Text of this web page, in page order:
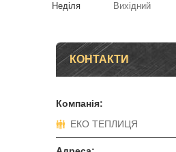
Неділя
Вихідний
КОНТАКТИ
ЕКО ТЕПЛИЦЯ